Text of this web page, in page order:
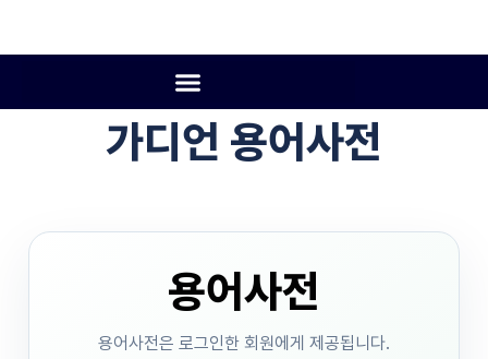
가디언 용어사전
용어사전
용어사전은 로그인한 회원에게 제공됩니다.